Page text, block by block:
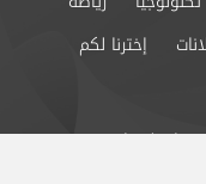
إخترنا لكم
اتصل بنا